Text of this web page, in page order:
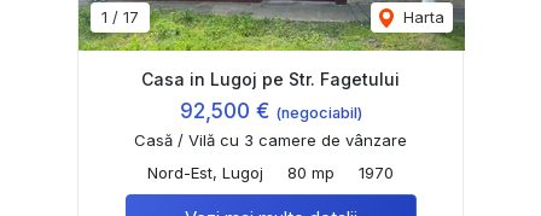
1 / 17 Harta
Casa in Lugoj pe Str. Fagetului
92,500 € (negociabil)
Casă / Vilă cu 3 camere de vânzare
Nord-Est, Lugoj
80 mp 1970